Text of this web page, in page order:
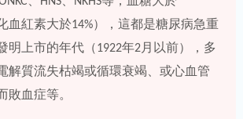
血紅素大於14%），這都是糖尿病急重
明上市的年代（1922年2月以前），多
解質流失枯竭或循環衰竭、或心血管
敗血症等。